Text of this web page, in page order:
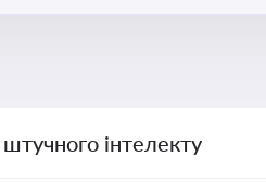
інтелекту